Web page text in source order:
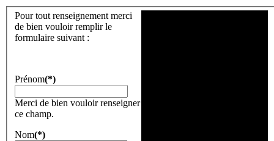
Pour tout renseignement merci
de bien vouloir remplir le
formulaire suivant :
Prénom(*)
Merci de bien vouloir renseigner
ce champ.
Nom(*)